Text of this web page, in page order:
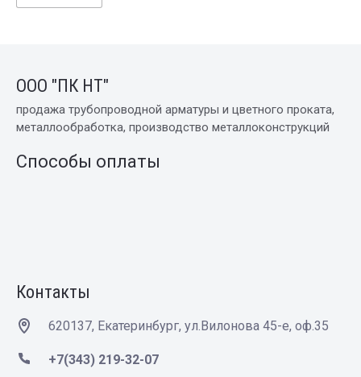
ООО "ПК НТ"
продажа трубопроводной арматуры и цветного проката,
металлообработка, производство металлоконструкций
Способы оплаты
Контакты
620137, Екатеринбург, ул.Вилонова 45-е, оф.35
+7(343) 219-32-07